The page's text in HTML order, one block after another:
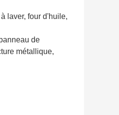
laver, four d'huile,
de
métallique,